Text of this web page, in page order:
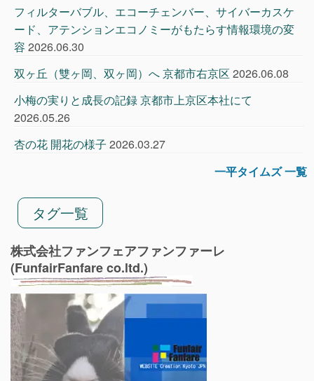
フィルターバブル、エコーチェンバー、サイバーカスケ
ード、アテンションエコノミーがもたらす情報環境の変
容 2026.06.30
双ヶ丘（雙ヶ岡、双ヶ岡）へ 京都市右京区 2026.06.08
小梅の実りと成長の記録 京都市上京区本社にて
2026.05.26
杏の花 開花の様子 2026.03.27
一平タイムズ 一覧
タグ一覧
株式会社ファンフェアファンファーレ
(FunfairFanfare co.ltd.)